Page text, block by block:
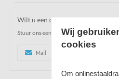
Wilt u een offerte ontvangen
Stuur ons een e-mail of u mag ons gerust
Mail
Wij
cookies
Om